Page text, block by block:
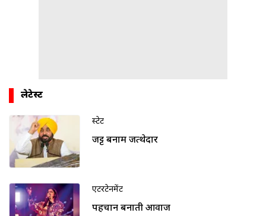
लेटेस्ट
स्टेट
जट्ट बनाम जत्थेदार
एंटरटेनमेंट
पहचान बनाती आवाज